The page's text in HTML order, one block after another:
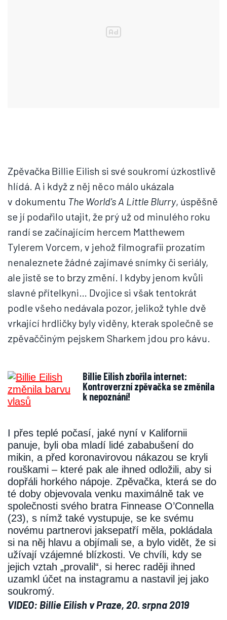
Zpěvačka Billie Eilish si své soukromí úzkostlivě
hlídá. A i když z něj něco málo ukázala
v dokumentu The World's A Little Blurry, úspěšně
se jí podařilo utajit, že prý už od minulého roku
randí se začínajícím hercem Matthewem
Tylerem Vorcem, v jehož filmografii prozatím
nenaleznete žádné zajímavé snímky či seriály,
ale jistě se to brzy změní. I kdyby jenom kvůli
slavné přítelkyni… Dvojice si však tentokrát
podle všeho nedávala pozor, jelikož tyhle dvě
vrkající hrdličky byly viděny, kterak společně se
zpěvaččiným pejskem Sharkem jdou pro kávu.
Billie Eilish zbořila internet:
Kontroverzní zpěvačka se změnila
k nepoznání!
I přes teplé počasí, jaké nyní v Kalifornii
panuje, byli oba mladí lidé zababušení do
mikin, a před koronavirovou nákazou se kryli
rouškami – které pak ale ihned odložili, aby si
dopřáli horkého nápoje. Zpěvačka, která se do
té doby objevovala venku maximálně tak ve
společnosti svého bratra Finnease O’Connella
(23), s nímž také vystupuje, se ke svému
novému partnerovi jaksepatří měla, pokládala
si na něj hlavu a objímali se, a bylo vidět, že si
užívají vzájemné blízkosti. Ve chvíli, kdy se
jejich vztah „provalil“, si herec raději ihned
uzamkl účet na instagramu a nastavil jej jako
soukromý.
VIDEO: Billie Eilish v Praze, 20. srpna 2019